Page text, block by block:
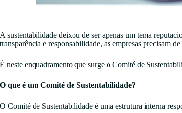
A sustentabilidade deixou de ser apenas um tema
transparência e responsabilidade, as empresas precisam
É neste enquadramento que surge o Comité de
O que é um Comité de Sustentabilidade?
O Comité de Sustentabilidade é uma estrutura interna